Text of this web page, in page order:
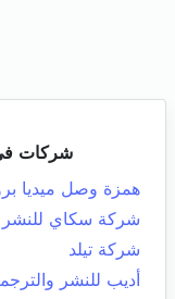
شركات
همزة وصل ميديا
شركة سكاي للنشر
شركة تيلد
أديب للنشر